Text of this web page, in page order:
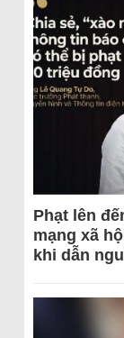
Phạt lên
mạng xã
khi dẫn